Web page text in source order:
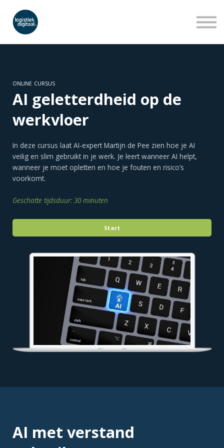
OVER ONS
ONLINE CURSUS
AI geletterdheid op de
werkvloer
In deze cursus laat AI-expert Martijn de Pee zien hoe je AI
veilig en slim gebruikt in je werk. Je leert wanneer AI helpt,
wanneer je moet opletten en hoe je fouten en risico’s
voorkomt.
Geschatte tijdsduur: 30 minuten
Start
AI met verstand